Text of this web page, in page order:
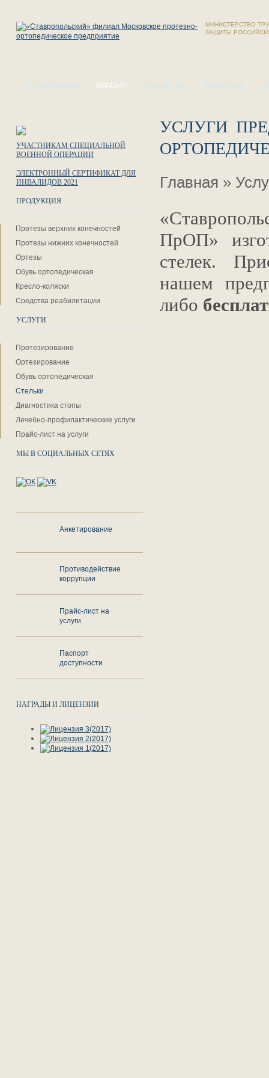
МИНИСТЕРСТВО
ЗАЩИТЫ
О ПРЕДПРИЯТИИ МАГАЗИН СТАЦИОНАР ПАЦИЕНТАМ
УЧАСТНИКАМ СПЕЦИАЛЬНОЙ
ВОЕННОЙ ОПЕРАЦИИ
ЭЛЕКТРОННЫЙ СЕРТИФИКАТ ДЛЯ
ИНВАЛИДОВ 2021
ПРОДУКЦИЯ
Протезы верхних конечностей
Протезы нижних конечностей
Ортезы
Обувь ортопедическая
Кресло-коляски
Средства реабилитации
УСЛУГИ
Протезирование
Ортезирование
Обувь ортопедическая
Стельки
Диагностика стопы
Лечебно-профилактические услуги
Прайс-лист на услуги
МЫ В СОЦИАЛЬНЫХ СЕТЯХ
Анкетирование
Противодействие
коррупции
Прайс-лист на
услуги
Паспорт
доступности
НАГРАДЫ И ЛИЦЕНЗИИ
УСЛУГИ
Главная »
ПрОП»
стелек.
нашем
либо